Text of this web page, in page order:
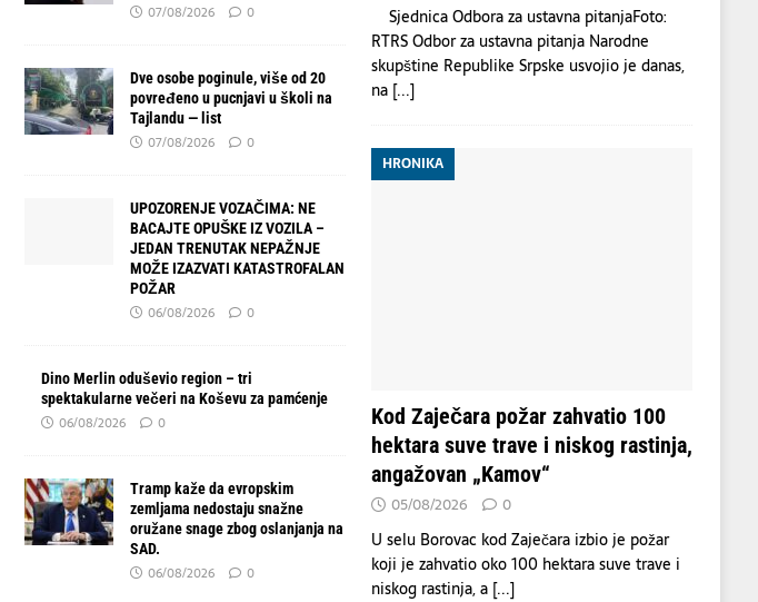
07/08/2026 0
Dve osobe poginule, više od 20
povređeno u pucnjavi u školi na
Tajlandu — list
07/08/2026 0
UPOZORENJE VOZAČIMA: NE
BACAJTE OPUŠKE IZ VOZILA –
JEDAN TRENUTAK NEPAŽNJE
MOŽE IZAZVATI KATASTROFALAN
POŽAR
06/08/2026 0
Dino Merlin oduševio region – tri
spektakularne večeri na Koševu za pamćenje
06/08/2026 0
Tramp kaže da evropskim
zemljama nedostaju snažne
oružane snage zbog oslanjanja na
SAD.
06/08/2026 0
Sjednica Odbora za ustavna pitanjaFoto:
RTRS Odbor za ustavna pitanja Narodne
skupštine Republike Srpske usvojio je danas,
na [...]
HRONIKA
Kod Zaječara požar zahvatio 100
hektara suve trave i niskog rastinja,
angažovan „Kamov“
05/08/2026 0
U selu Borovac kod Zaječara izbio je požar
koji je zahvatio oko 100 hektara suve trave i
niskog rastinja, a [...]